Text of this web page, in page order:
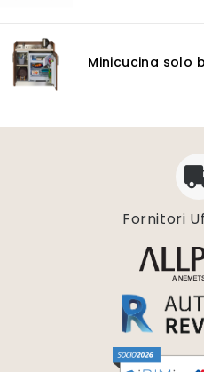
Minicucina solo
Fornitori